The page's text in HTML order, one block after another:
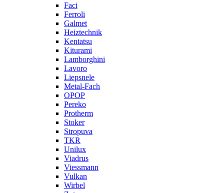
Faci
Ferroli
Galmet
Heiztechnik
Kentatsu
Kiturami
Lamborghini
Lavoro
Liepsnele
Metal-Fach
OPOP
Pereko
Protherm
Stoker
Stropuva
TKR
Unilux
Viadrus
Viessmann
Vulkan
Wirbel